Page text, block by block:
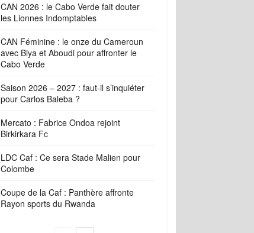
CAN 2026 : le Cabo Verde fait douter
les Lionnes Indomptables
CAN Féminine : le onze du Cameroun
avec Biya et Aboudi pour affronter le
Cabo Verde
Saison 2026 – 2027 : faut-il s’inquiéter
pour Carlos Baleba ?
Mercato : Fabrice Ondoa rejoint
Birkirkara Fc
LDC Caf : Ce sera Stade Malien pour
Colombe
Coupe de la Caf : Panthère affronte
Rayon sports du Rwanda